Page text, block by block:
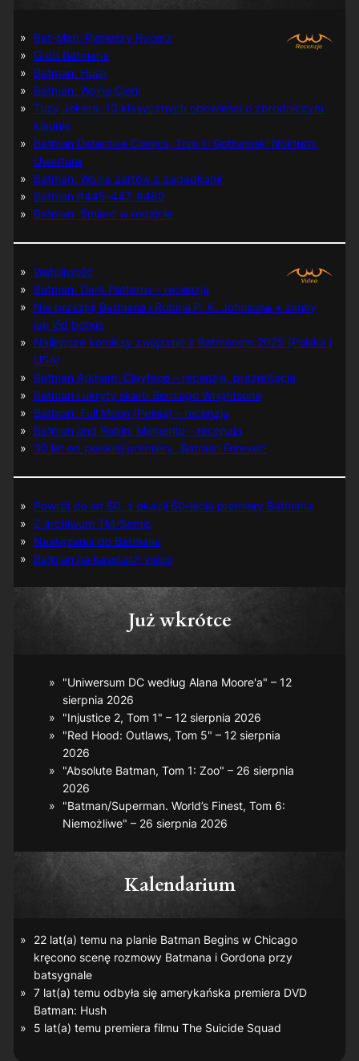
Bat-Man: Pierwszy Rycerz
Grób Batmana
Batman: Hush
Batman: Wojna Cieni
Tuzy Jokera: 13 klasycznych opowieści o zbrodniczym
klaunie
Batman Detective Comics, Tom 1: Gothamski Nokturn:
Uwertura
Batman: Wojna żartów z zagadkami
Batman #445-447, #480
Batman: Śmierć w rodzinie
Wątpliwość
Batman: Dark Patterns – recenzja
Nie prześpij Batmana i Robina P. K. Johnsona + zimny
jak lód bonus
Najlepsze komiksy związane z Batmanem 2025 (Polska i
USA)
Batman Arkham: Clayface – recenzja, prezentacja
Batman i ukryty skarb Berniego Wrightsona
Batman: Full Moon (Pełnia) – recenzja
Batman and Robin: Memento – recenzja
30 lat od polskiej premiery „Batman Forever”
Powrót do lat 60. z okazji 60-lecia premiery Batmana
Z archiwum TM-Semic
Nawiązania do Batmana
Batman na kasetach video
Już wkrótce
"Uniwersum DC według Alana Moore'a" – 12
sierpnia 2026
"Injustice 2, Tom 1" – 12 sierpnia 2026
"Red Hood: Outlaws, Tom 5" – 12 sierpnia
2026
"Absolute Batman, Tom 1: Zoo" – 26 sierpnia
2026
"Batman/Superman. World’s Finest, Tom 6:
Niemożliwe" – 26 sierpnia 2026
Kalendarium
22 lat(a) temu na planie Batman Beginsw Chicago
kręcono scenę rozmowy Batmana i Gordona przy
batsygnale
7 lat(a) temu odbyła się amerykańska premiera DVD
Batman: Hush
5 lat(a) temu premiera filmu The Suicide Squad